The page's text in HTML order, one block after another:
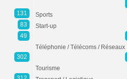
131
83
49
302
Sports
Start-up
Téléphonie / Télécoms / Réseaux
Tourisme